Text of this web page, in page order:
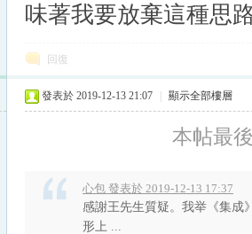
味著我要放棄這種思
回復
發表於 2019-12-13 21:07 顯示全部樓層
本帖最
心包 發表於 2019-12-13 17:37
感謝王先生質疑。我举《集成
形上 ...